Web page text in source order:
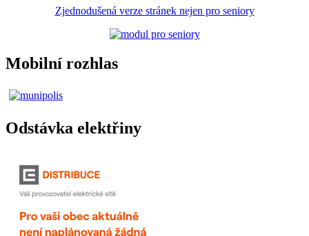
Zjednodušená verze stránek nejen pro seniory
Mobilní rozhlas
Odstávka elektřiny